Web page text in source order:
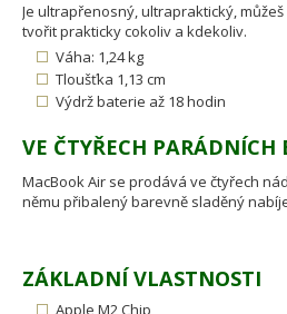
Je ultrapřenosný, ultrapraktický,
tvořit prakticky cokoliv a kdekoliv.
Váha: 1,24 kg
Tloušťka 1,13 cm
Výdrž baterie až 18 hodin
VE ČTYŘECH PARÁDNÍCH
MacBook Air se prodává ve čtyřech
němu přibalený barevně sladěný
ZÁKLADNÍ VLASTNOSTI